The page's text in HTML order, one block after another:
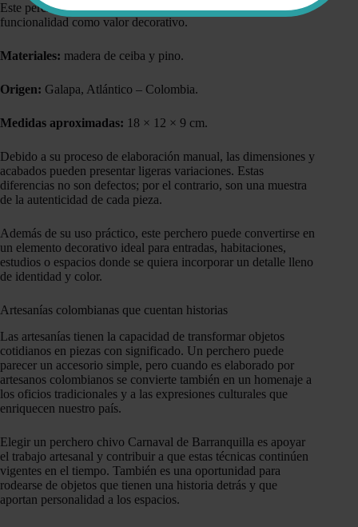
Este perchero artesanal ha sido diseñado para aportar tanto
funcionalidad como valor decorativo.
Materiales: madera de ceiba y pino.
Origen: Galapa, Atlántico – Colombia.
Medidas aproximadas: 18 × 12 × 9 cm.
Debido a su proceso de elaboración manual, las dimensiones y
acabados pueden presentar ligeras variaciones. Estas
diferencias no son defectos; por el contrario, son una muestra
de la autenticidad de cada pieza.
Además de su uso práctico, este perchero puede convertirse en
un elemento decorativo ideal para entradas, habitaciones,
estudios o espacios donde se quiera incorporar un detalle lleno
de identidad y color.
Artesanías colombianas que cuentan historias
Las artesanías tienen la capacidad de transformar objetos
cotidianos en piezas con significado. Un perchero puede
parecer un accesorio simple, pero cuando es elaborado por
artesanos colombianos se convierte también en un homenaje a
los oficios tradicionales y a las expresiones culturales que
enriquecen nuestro país.
Elegir un perchero chivo Carnaval de Barranquilla es apoyar
el trabajo artesanal y contribuir a que estas técnicas continúen
vigentes en el tiempo. También es una oportunidad para
rodearse de objetos que tienen una historia detrás y que
aportan personalidad a los espacios.